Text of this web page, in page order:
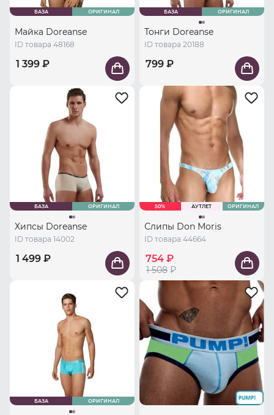
БАЗА ОРИГИНАЛ
Майка Doreanse
ID товара 48168
1 399 ₽
БАЗА ОРИГИНАЛ
Тонги Doreanse
ID товара 20188
799 ₽
БАЗА ОРИГИНАЛ
Хипсы Doreanse
ID товара 14002
1 499 ₽
50% АУТЛЕТ ОРИГИНАЛ
Слипы Don Moris
ID товара 44664
754 ₽
1 508 ₽
БАЗА ОРИГИНАЛ